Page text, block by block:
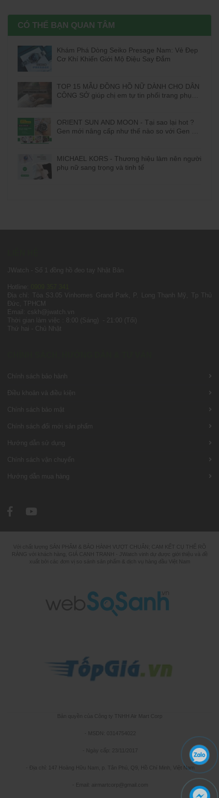
CÓ THỂ BẠN QUAN TÂM
Khám Phá Dòng Seiko Presage Nam: Vẻ Đẹp
Cơ Khí Khiến Giới Mộ Điệu Say Đắm
TOP 15 MẪU ĐỒNG HỒ NỮ DÀNH CHO DÂN
CÔNG SỞ giúp chị em tự tin phối trang phục
ORIENT SUN AND MOON - Tại sao lại hot ?
Gen mới nâng cấp như thế nào so với Gen cũ
MICHAEL KORS - Thương hiệu làm nên người
phụ nữ sang trọng và tinh tế
JWatch - Số 1 đồng hồ đeo tay Nhật Bản
Hotline:
Địa chỉ: Tòa S3.05 Vinhomes Grand Park, P. Long Thạnh Mỹ, Tp Thủ
Đức, TPHCM
Email: cskh@jwatch.vn
Thời gian làm việc : 8:00 (Sáng) - 21:00 (Tối)
Thứ hai - Chủ Nhật
Chính sách bảo hành
Điều khoản và điều kiện
Chính sách bảo mật
Chính sách đổi mới sản phẩm
Hướng dẫn sử dụng
Chính sách vận chuyển
Hướng dẫn mua hàng
Với chất lượng SẢN PHẨM & BẢO HÀNH VƯỢT CHUẨN; CAM KẾT CỤ THỂ RÕ
RÀNG với khách hàng, GIÁ CẠNH TRANH - JWatch vinh dự được giới thiệu và đề
xuất bởi các đơn vị so sánh sản phẩm & dịch vụ hàng đầu Việt Nam
Bản quyền của Công ty TNHH Air Mart Corp
- MSDN: 0314754022
- Ngày cấp: 23/11/2017
- Địa chỉ: 147 Hoàng Hữu Nam, p. Tân Phú, Q9, Hồ Chí Minh, Việt Nam
- Email: airmartcorp@gmail.com